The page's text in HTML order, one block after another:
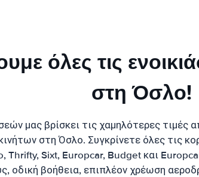
όλες τις
στη Όσλο!
μας βρίσκει τις χαμηλότερες τιμές
στη Όσλο. Συγκρίνετε όλες τις
Thrifty, Sixt, Europcar, Budget και
οδική βοήθεια, επιπλέον χρέωση